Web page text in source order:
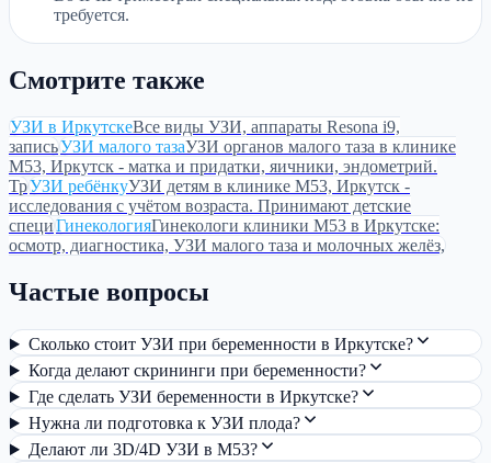
требуется.
Смотрите также
УЗИ в ИркутскеВсе виды УЗИ, аппараты Resona i9,
записьУЗИ малого тазаУЗИ органов малого таза в клинике
М53, Иркутск - матка и придатки, яичники, эндометрий.
ТрУЗИ ребёнкуУЗИ детям в клинике М53, Иркутск -
исследования с учётом возраста. Принимают детские
специГинекологияГинекологи клиники М53 в Иркутске:
осмотр, диагностика, УЗИ малого таза и молочных желёз,
Частые вопросы
Сколько стоит УЗИ при беременности в Иркутске?
Когда делают скрининги при беременности?
Где сделать УЗИ беременности в Иркутске?
Нужна ли подготовка к УЗИ плода?
Делают ли 3D/4D УЗИ в М53?